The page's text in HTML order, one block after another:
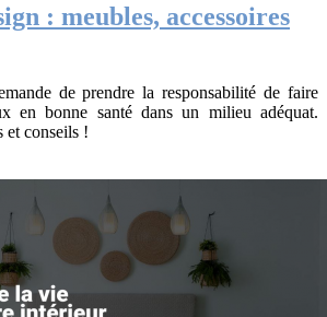
: meubles, accessoires
de prendre la responsabilité de faire
en bonne santé dans un milieu adéquat.
et conseils !